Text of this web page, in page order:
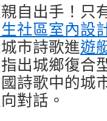
自出手！只
社區室內設
市詩歌進遊
出城鄉復合
詩歌中的城
對話。